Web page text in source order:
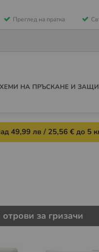
Преглед на пратка
НА ПРЪСКАНЕ И
49,99 лв / 25,56 € до 5
за гризачи